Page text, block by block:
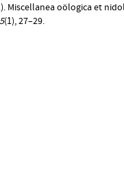
Miscellanea oölogica et
5(1), 27–29.